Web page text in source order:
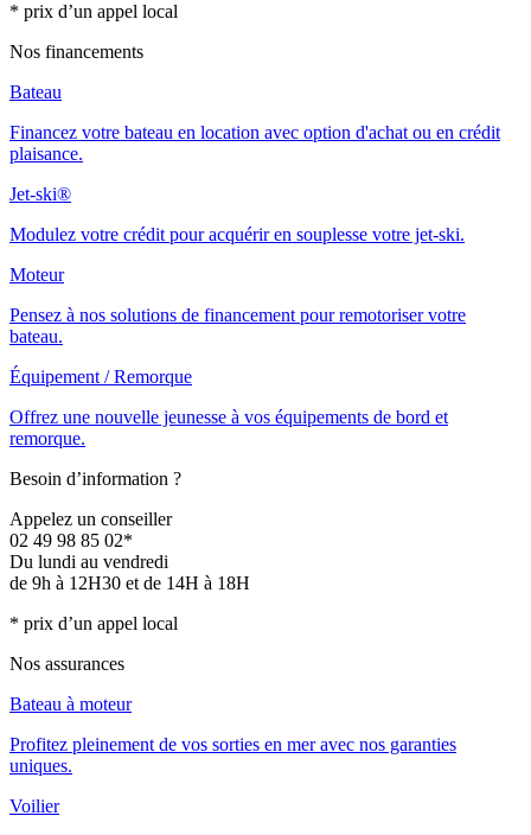
* prix d’un appel local
Nos financements
Bateau
Financez votre bateau en location avec option d'achat ou en crédit
plaisance.
Jet-ski®
Modulez votre crédit pour acquérir en souplesse votre jet-ski.
Moteur
Pensez à nos solutions de financement pour remotoriser votre
bateau.
Équipement / Remorque
Offrez une nouvelle jeunesse à vos équipements de bord et
remorque.
Besoin d’information ?
Appelez un conseiller
02 49 98 85 02*
Du lundi au vendredi
de 9h à 12H30 et de 14H à 18H
* prix d’un appel local
Nos assurances
Bateau à moteur
Profitez pleinement de vos sorties en mer avec nos garanties
uniques.
Voilier